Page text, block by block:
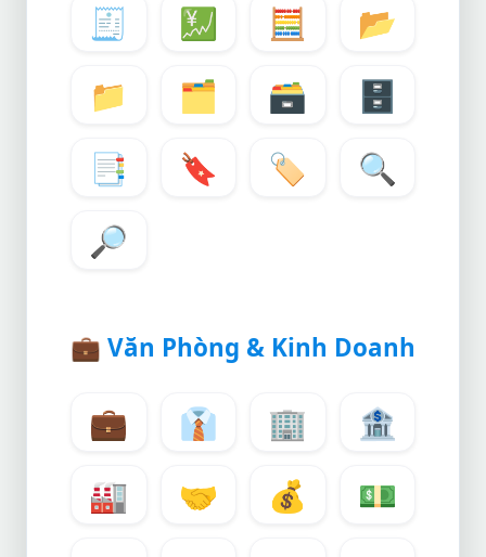
🧾
💹 🧮
📂
📁
🗂️ 🗃️
🗄️
📑
🔖 🏷️
🔍
🔎
💼 Văn Phòng & Kinh Doanh
💼 👔 🏢
🏦
🏭
🤝 💰
💵